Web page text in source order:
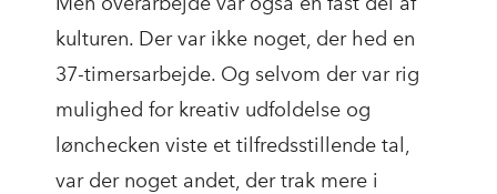
kulturen. Der var ikke noget, der hed en
37-timersarbejde. Og selvom der var rig
mulighed for kreativ udfoldelse og
lønchecken viste et tilfredsstillende tal,
var der noget andet, der trak mere i